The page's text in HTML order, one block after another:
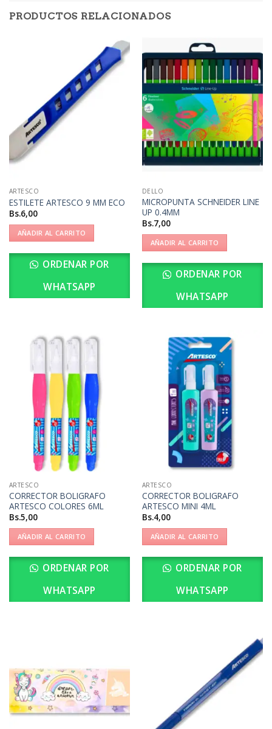
PRODUCTOS RELACIONADOS
ARTESCO
ESTILETE ARTESCO 9 MM ECO
Bs.6,00
AÑADIR AL CARRITO
ORDENAR POR
WHATSAPP
DELLO
MICROPUNTA SCHNEIDER LINE
UP 0.4MM
Bs.7,00
AÑADIR AL CARRITO
ORDENAR POR
WHATSAPP
ARTESCO
CORRECTOR BOLIGRAFO
ARTESCO COLORES 6ML
Bs.5,00
AÑADIR AL CARRITO
ORDENAR POR
WHATSAPP
ARTESCO
CORRECTOR BOLIGRAFO
ARTESCO MINI 4ML
Bs.4,00
AÑADIR AL CARRITO
ORDENAR POR
WHATSAPP